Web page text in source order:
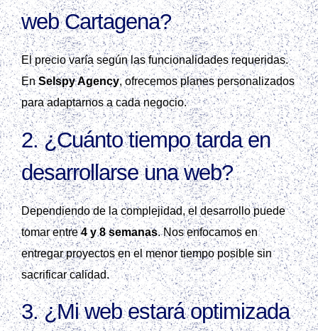
web Cartagena?
El precio varía según las funcionalidades requeridas.
EnSelspy Agency, ofrecemos planes personalizados
para adaptarnos a cada negocio.
2. ¿Cuánto tiempo tarda en
desarrollarse una web?
Dependiendo de la complejidad, el desarrollo puede
tomar entre4 y 8 semanas. Nos enfocamos en
entregar proyectos en el menor tiempo posible sin
sacrificar calidad.
3. ¿Mi web estará optimizada